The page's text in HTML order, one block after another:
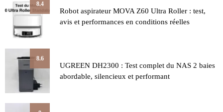
8.4
Robot aspirateur MOVA Z60 Ultra Roller : test,
avis et performances en conditions réelles
8.6
UGREEN DH2300 : Test complet du NAS 2 baies
abordable, silencieux et performant